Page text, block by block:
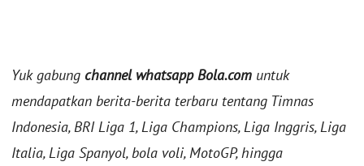
Yuk gabung channel whatsapp Bola.com untuk
mendapatkan berita-berita terbaru tentang Timnas
Indonesia, BRI Liga 1, Liga Champions, Liga Inggris, Liga
Italia, Liga Spanyol, bola voli, MotoGP, hingga